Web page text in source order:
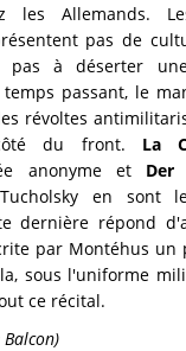
les Allemands.
pas de
pas à déserter
temps passant, le
révoltes
du front. La
anonyme et Der
en sont
dernière répond
par Montéhus un
sous l'uniforme
ce récital.